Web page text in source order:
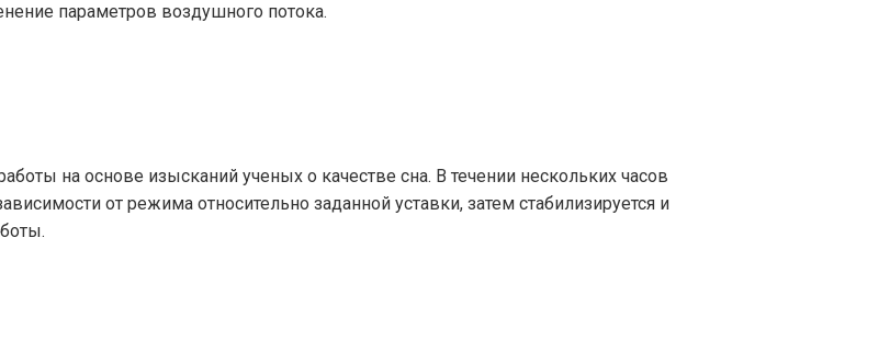
параметров воздушного потока.
на основе изысканий ученых о качестве сна. В течении нескольких часов
от режима относительно заданной уставки, затем стабилизируется и